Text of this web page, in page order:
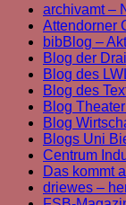
archivamt –
Attendorner
bibBlog –
Blog der
Blog des
Blog des
Blog
Blog
Blogs Uni
Centrum
Das kommt
driewes –